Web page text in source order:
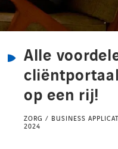
Nieuws
Kennisbank
Referenties
Events
Alle
op een rij!
ZORG / BUSINESS
2024